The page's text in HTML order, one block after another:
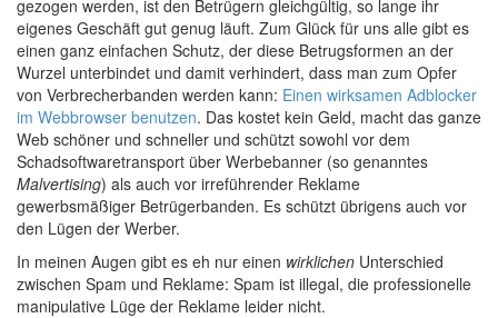
gezogen werden, ist den Betrügern gleichgültig, so lange ihr
eigenes Geschäft gut genug läuft. Zum Glück für uns alle gibt es
einen ganz einfachen Schutz, der diese Betrugsformen an der
Wurzel unterbindet und damit verhindert, dass man zum Opfer
von Verbrecherbanden werden kann: Einen wirksamen Adblocker
im Webbrowser benutzen. Das kostet kein Geld, macht das ganze
Web schöner und schneller und schützt sowohl vor dem
Schadsoftwaretransport über Werbebanner (so genanntes
Malvertising) als auch vor irreführender Reklame
gewerbsmäßiger Betrügerbanden. Es schützt übrigens auch vor
den Lügen der Werber.
In meinen Augen gibt es eh nur einen wirklichen Unterschied
zwischen Spam und Reklame: Spam ist illegal, die professionelle
manipulative Lüge der Reklame leider nicht.